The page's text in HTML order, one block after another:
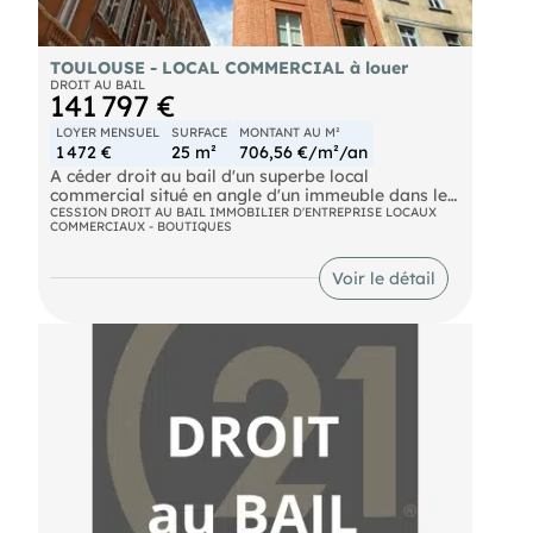
TOULOUSE - LOCAL COMMERCIAL à louer
DROIT AU BAIL
141 797 €
LOYER MENSUEL
1 472 €
SURFACE
25 m²
MONTANT AU M²
706,56 €/m²/an
A céder droit au bail d'un superbe local
commercial situé en angle d'un immeuble dans le
quartier des Carmes, bénéficiant d'une parfaite
visibilité.
Ce local en excellent état et avec beaucoup de
superficie de 25m² environ.
Bail commercial en cours.
Conditions financières :
Loyer mensuel : 1471€ hors charges
Provisions sur charges : 150€/mois
Prix de cession droit au bail : 130 000€ net
CESSION DROIT AU BAIL IMMOBILIER D'ENTREPRISE LOCAUX
COMMERCIAUX - BOUTIQUES
Voir le détail